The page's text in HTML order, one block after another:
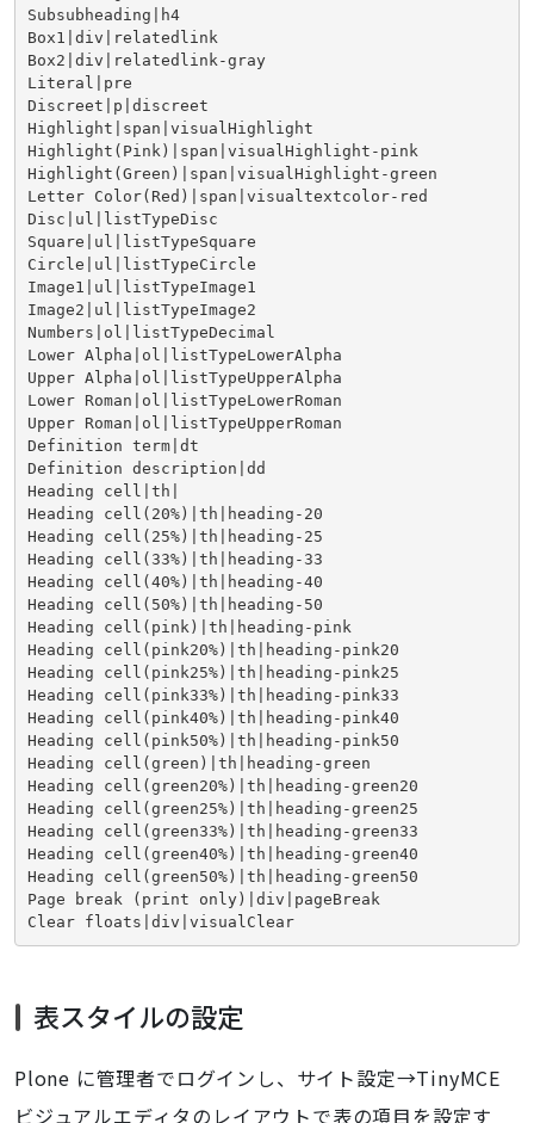
Subsubheading|h4
Box1|div|relatedlink
Box2|div|relatedlink-gray
Literal|pre
Discreet|p|discreet
Highlight|span|visualHighlight
Highlight(Pink)|span|visualHighlight-pink
Highlight(Green)|span|visualHighlight-green
Letter Color(Red)|span|visualtextcolor-red
Disc|ul|listTypeDisc
Square|ul|listTypeSquare
Circle|ul|listTypeCircle
Image1|ul|listTypeImage1
Image2|ul|listTypeImage2
Numbers|ol|listTypeDecimal
Lower Alpha|ol|listTypeLowerAlpha
Upper Alpha|ol|listTypeUpperAlpha
Lower Roman|ol|listTypeLowerRoman
Upper Roman|ol|listTypeUpperRoman
Definition term|dt
Definition description|dd
Heading cell|th|
Heading cell(20%)|th|heading-20
Heading cell(25%)|th|heading-25
Heading cell(33%)|th|heading-33
Heading cell(40%)|th|heading-40
Heading cell(50%)|th|heading-50
Heading cell(pink)|th|heading-pink
Heading cell(pink20%)|th|heading-pink20
Heading cell(pink25%)|th|heading-pink25
Heading cell(pink33%)|th|heading-pink33
Heading cell(pink40%)|th|heading-pink40
Heading cell(pink50%)|th|heading-pink50
Heading cell(green)|th|heading-green
Heading cell(green20%)|th|heading-green20
Heading cell(green25%)|th|heading-green25
Heading cell(green33%)|th|heading-green33
Heading cell(green40%)|th|heading-green40
Heading cell(green50%)|th|heading-green50
Page break (print only)|div|pageBreak
Clear floats|div|visualClear
表スタイルの設定
Plone に管理者でログインし、サイト設定→TinyMCE
ビジュアルエディタのレイアウトで表の項目を設定す